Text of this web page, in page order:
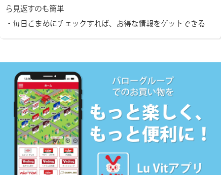
ら見返すのも簡単
・毎日こまめにチェックすれば、お得な情報をゲットできる